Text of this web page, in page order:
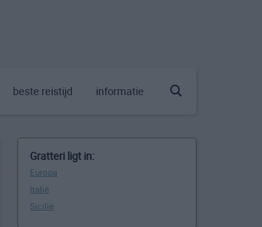
beste reistijd informatie
Gratteri ligt in:
Europa
Italië
Sicilië